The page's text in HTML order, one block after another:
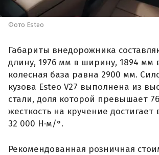
Фото Esteo
Габариты внедорожника
длину, 1976 мм в ширину, 1894 мм
колесная база равна 2900 мм.
кузова Esteo V27 выполнена из
стали, доля которой превышает
жесткость на кручение
32 000 Н·м/°.
Рекомендованная розничная